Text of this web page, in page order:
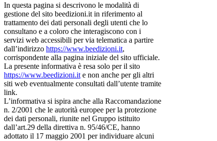
In questa pagina si descrivono le modalità di
gestione del sito beedizioni.it in riferimento al
trattamento dei dati personali degli utenti che lo
consultano e a coloro che interagiscono con i
servizi web accessibili per via telematica a partire
dall’indirizzo https://www.beedizioni.it,
corrispondente alla pagina iniziale del sito ufficiale.
La presente informativa è resa solo per il sito
https://www.beedizioni.it e non anche per gli altri
siti web eventualmente consultati dall’utente tramite
link.
L’informativa si ispira anche alla Raccomandazione
n. 2/2001 che le autorità europee per la protezione
dei dati personali, riunite nel Gruppo istituito
dall’art.29 della direttiva n. 95/46/CE, hanno
adottato il 17 maggio 2001 per individuare alcuni